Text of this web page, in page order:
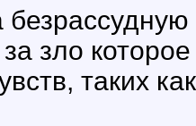
зло
таких